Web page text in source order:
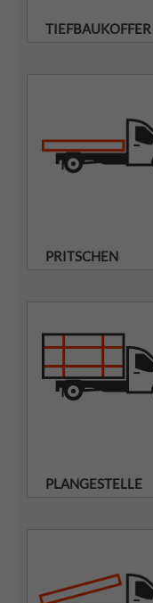
TIEFBAUKOFFER
PRITSCHEN
PLANGESTELLE